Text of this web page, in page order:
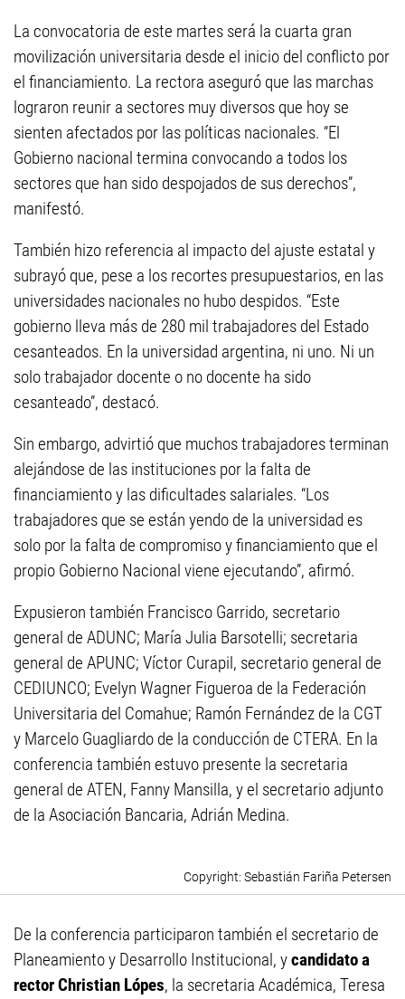
La convocatoria de este martes será la cuarta gran
movilización universitaria desde el inicio del conflicto por
el financiamiento. La rectora aseguró que las marchas
lograron reunir a sectores muy diversos que hoy se
sienten afectados por las políticas nacionales. “El
Gobierno nacional termina convocando a todos los
sectores que han sido despojados de sus derechos”,
manifestó.
También hizo referencia al impacto del ajuste estatal y
subrayó que, pese a los recortes presupuestarios, en las
universidades nacionales no hubo despidos. “Este
gobierno lleva más de 280 mil trabajadores del Estado
cesanteados. En la universidad argentina, ni uno. Ni un
solo trabajador docente o no docente ha sido
cesanteado”, destacó.
Sin embargo, advirtió que muchos trabajadores terminan
alejándose de las instituciones por la falta de
financiamiento y las dificultades salariales. “Los
trabajadores que se están yendo de la universidad es
solo por la falta de compromiso y financiamiento que el
propio Gobierno Nacional viene ejecutando”, afirmó.
Expusieron también Francisco Garrido, secretario
general de ADUNC; María Julia Barsotelli; secretaria
general de APUNC; Víctor Curapil, secretario general de
CEDIUNCO; Evelyn Wagner Figueroa de la Federación
Universitaria del Comahue; Ramón Fernández de la CGT
y Marcelo Guagliardo de la conducción de CTERA. En la
conferencia también estuvo presente la secretaria
general de ATEN, Fanny Mansilla, y el secretario adjunto
de la Asociación Bancaria, Adrián Medina.
Sebastián Fariña Petersen
De la conferencia participaron también el secretario de
Planeamiento y Desarrollo Institucional, ycandidato a
rectorChristian Lópes, la secretaria Académica, Teresa